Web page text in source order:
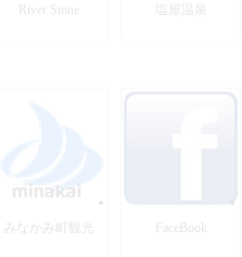
River Stone 塩屋温泉
みなかみ町観光 FaceBook